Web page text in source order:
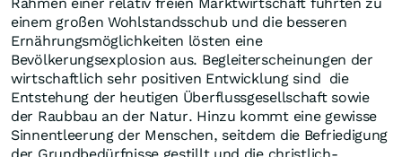
einem großen Wohlstandsschub und die besseren
Ernährungsmöglichkeiten lösten eine
Bevölkerungsexplosion aus. Begleiterscheinungen der
wirtschaftlich sehr positiven Entwicklung sind die
Entstehung der heutigen Überflussgesellschaft sowie
der Raubbau an der Natur. Hinzu kommt eine gewisse
Sinnentleerung der Menschen, seitdem die Befriedigung